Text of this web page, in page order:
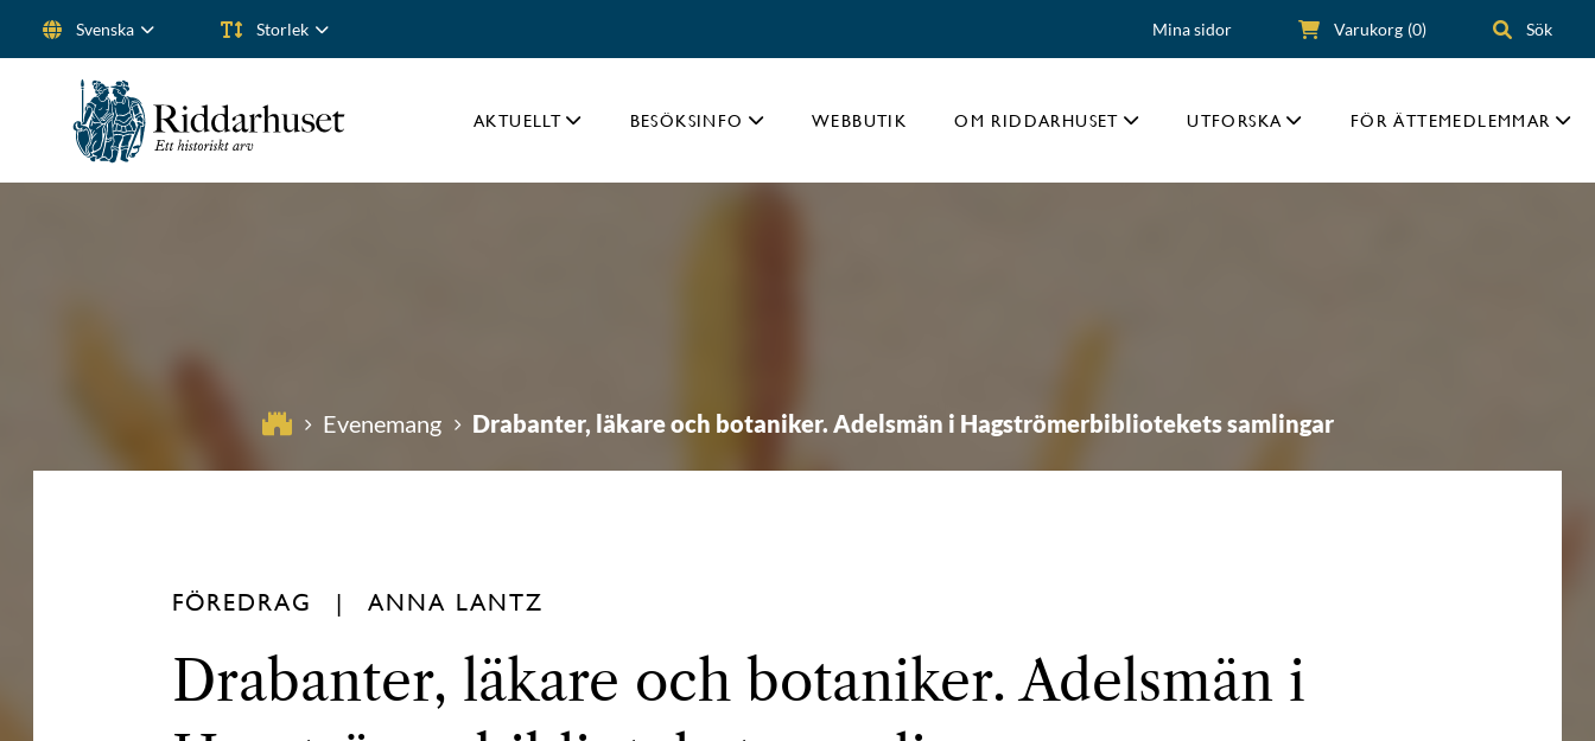
Svenska Storlek Mina sidor Varukorg (0) Sök
AKTUELLT BESÖKSINFO WEBBUTIK OM RIDDARHUSET UTFORSKA FÖR ÄTTEMEDLEMMAR
Evenemang Drabanter, läkare och botaniker. Adelsmän i Hagströmerbibliotekets samlingar
FÖREDRAG ANNA LANTZ
Drabanter, läkare och botaniker. Adelsmän i